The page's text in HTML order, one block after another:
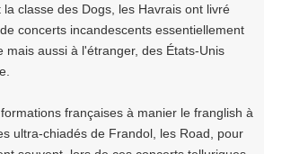
la classe des Dogs, les Havrais ont livré
concerts incandescents essentiellement
mais aussi à l'étranger, des États-Unis
françaises à manier le franglish à
ultra-chiadés de Frandol, les Road, pour